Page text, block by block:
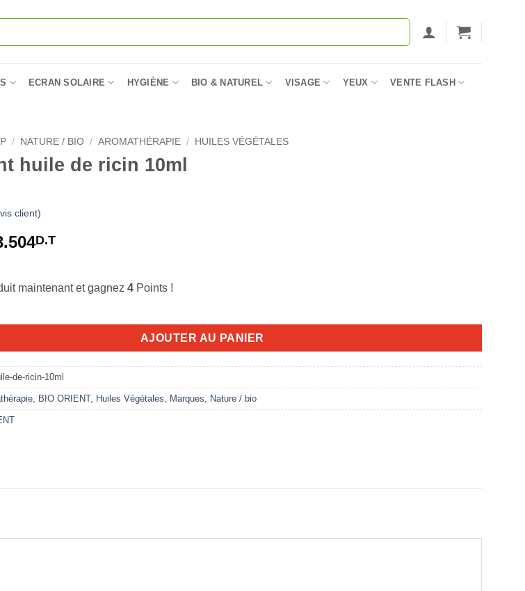
ECRAN SOLAIRE HYGIÈNE BIO & NATUREL VISAGE YEUX VENTE FLASH
/ NATURE / BIO / AROMATHÉRAPIE / HUILES VÉGÉTALES
huile de ricin 10ml
client)
:
D.TLe
est :
maintenant et gagnez 4Points !
huile de ricin 10ml
AJOUTER AU PANIER
de-ricin-10ml
, BIO ORIENT, Huiles Végétales Marques Nature / bio